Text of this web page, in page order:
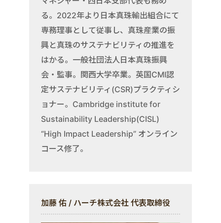
る。2022年より日本真珠輸出組合にて
専務理事として従事し、真珠産業の振
興と真珠のサステナビリティの推進を
はかる。一般社団法人日本真珠振興
会・監事。関西大学卒業。英国CMI認
定サステナビリティ(CSR)プラクティシ
ョナー。Cambridge institute for
Sustainability Leadership(CISL)
“High Impact Leadership” オンライン
コース修了。
加藤 佑 / ハーチ株式会社 代表取締役